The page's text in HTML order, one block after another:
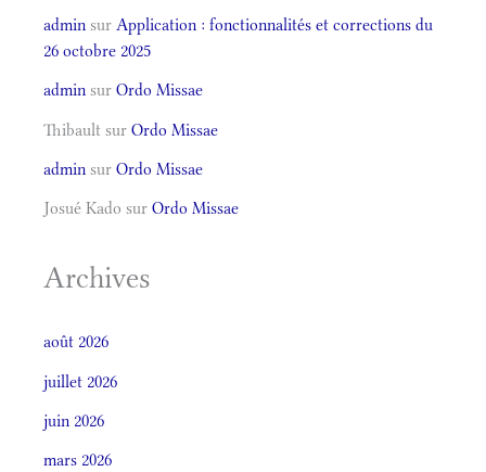
admin sur Application : fonctionnalités et corrections du
26 octobre 2025
admin sur Ordo Missae
Thibault sur Ordo Missae
admin sur Ordo Missae
Josué Kado sur Ordo Missae
Archives
août 2026
juillet 2026
juin 2026
mars 2026